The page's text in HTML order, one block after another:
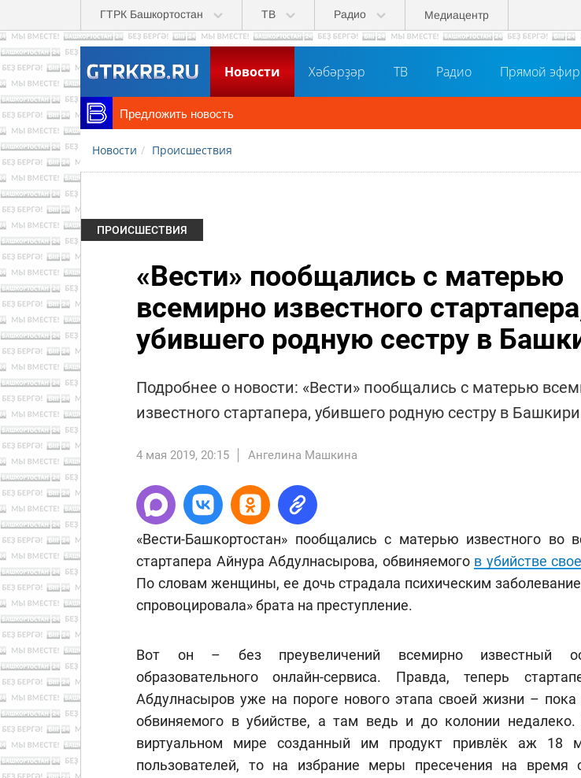
Перейти к основному содержанию
ГТРК Башкортостан ТВ Радио Медиацентр
Новости Хәбәрҙәр ТВ Радио Прямой эфир
Предложить новость
Новости Происшествия
ПРОИСШЕСТВИЯ
«Вести» пообщались с матерью
всемирно известного
убившего родную сестру в
Подробнее о новости: «Вести» пообщались с матерью
известного стартапера, убившего родную сестру в
4 мая 2019, 20:15 Ангелина Машкина
«Вести-Башкортостан» пообщались с матерью известного во
стартапера Айнура Абдулнасырова, обвиняемого в убийстве
По словам женщины, ее дочь страдала психическим
спровоцировала» брата на преступление.
Вот он – без преувеличений всемирно известный
образовательного онлайн-сервиса. Правда, теперь
Абдулнасыров уже на пороге нового этапа своей жизни – пока
обвиняемого в убийстве, а там ведь и до колонии
виртуальном мире созданный им продукт привлёк аж 18
пользователей, то на избрание меры пресечения на время